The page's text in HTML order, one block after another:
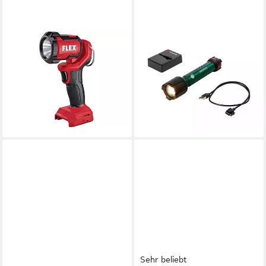
LED Taschenlampe WL 300
70,21 €
lieferbar - in 2-3 Werktagen bei dir
Taschenlampe LED
Arbeitstaschenlampe PAL
850 A1 mit 10 Watt Akku inkl.
Ladekabel
Sehr beliebt